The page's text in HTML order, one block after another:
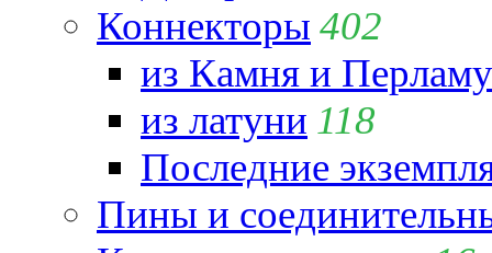
Коннекторы 402
из Камня и
из латуни 118
Последние
Пины и